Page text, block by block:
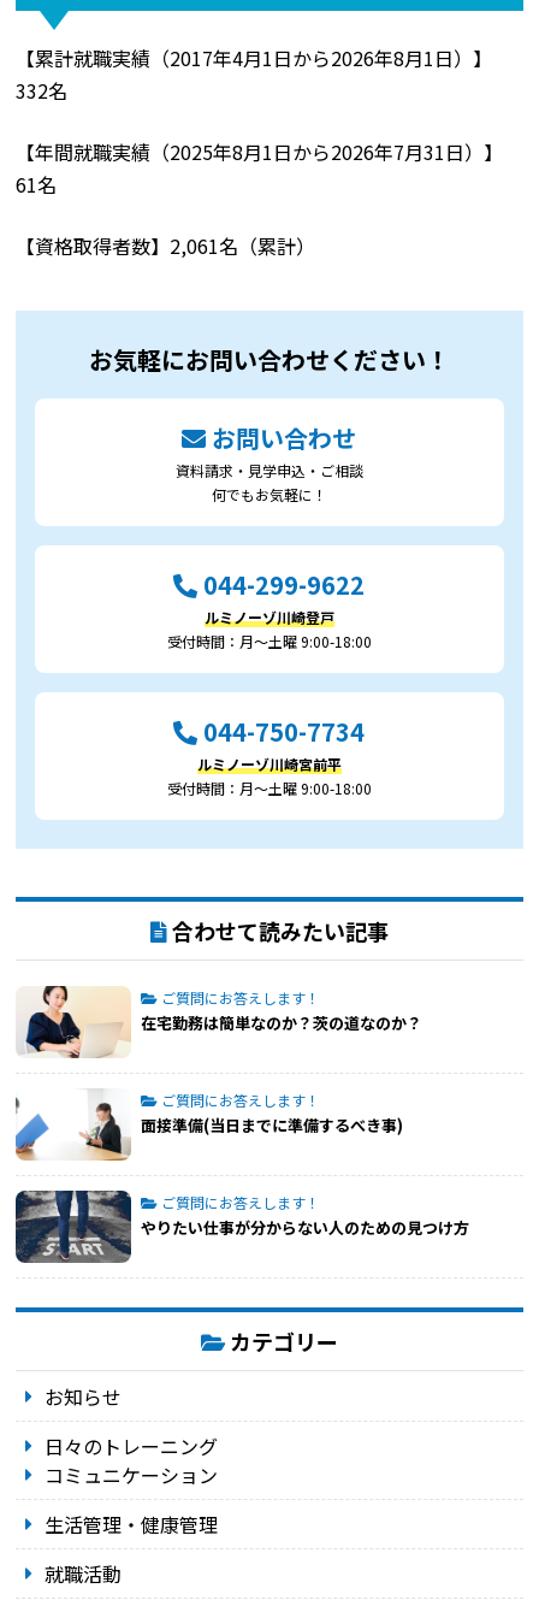
【累計就職実績（2017年4月1日から2026年8月1日）】
332名
【年間就職実績（2025年8月1日から2026年7月31日）】
61名
【資格取得者数】2,061名（累計）
お気軽にお問い合わせください！
お問い合わせ
資料請求・見学申込・ご相談
何でもお気軽に！
044-299-9622
ルミノーゾ川崎登戸
受付時間：月～土曜 9:00-18:00
044-750-7734
ルミノーゾ川崎宮前平
受付時間：月～土曜 9:00-18:00
合わせて読みたい記事
ご質問にお答えします！
在宅勤務は簡単なのか？茨の道なのか？
ご質問にお答えします！
面接準備(当日までに準備するべき事)
ご質問にお答えします！
やりたい仕事が分からない人のための見つけ方
カテゴリー
お知らせ
日々のトレーニング
コミュニケーション
生活管理・健康管理
就職活動